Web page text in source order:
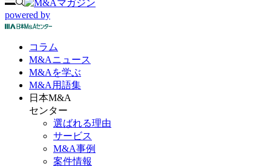
powered by
コラム
M&Aニュース
M&Aを学ぶ
M&A 用語集
日本M&A
センター
選ばれる理由
サービス
M&A事例
案件情報